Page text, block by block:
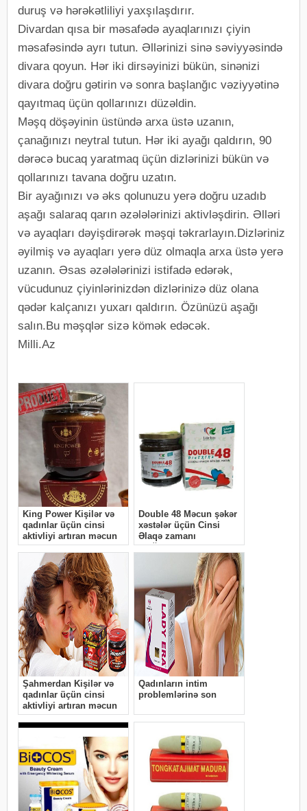
duruş və hərəkətliliyi yaxşılaşdırır.
Divardan qısa bir məsafədə ayaqlarınızı çiyin
məsafəsində ayrı tutun. Əllərinizi sinə səviyyəsində
divara qoyun. Hər iki dirsəyinizi bükün, sinənizi
divara doğru gətirin və sonra başlanğıc vəziyyətinə
qayıtmaq üçün qollarınızı düzəldin.
Məşq döşəyinin üstündə arxa üstə uzanın,
çanağınızı neytral tutun. Hər iki ayağı qaldırın, 90
dərəcə bucaq yaratmaq üçün dizlərinizi bükün və
qollarınızı tavana doğru uzatın.
Bir ayağınızı və əks qolunuzu yerə doğru uzadıb
aşağı salaraq qarın əzələlərinizi aktivləşdirin. Əlləri
və ayaqları dəyişdirərək məşqi təkrarlayın.Dizləriniz
əyilmiş və ayaqları yerə düz olmaqla arxa üstə yerə
uzanın. Əsas əzələlərinizi istifadə edərək,
vücudunuz çiyinlərinizdən dizlərinizə düz olana
qədər kalçanızı yuxarı qaldırın. Özünüzü aşağı
salın.Bu məşqlər sizə kömək edəcək.
Milli.Az